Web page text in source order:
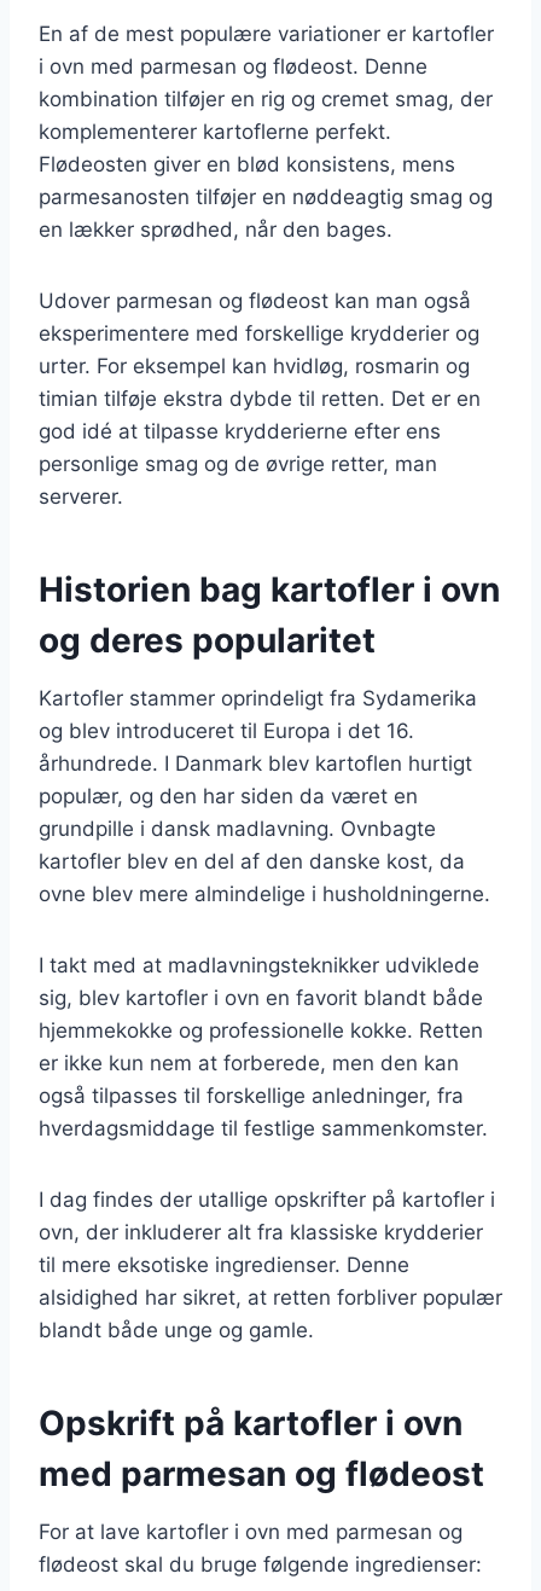
En af de mest populære variationer er kartofler
i ovn med parmesan og flødeost. Denne
kombination tilføjer en rig og cremet smag, der
komplementerer kartoflerne perfekt.
Flødeosten giver en blød konsistens, mens
parmesanosten tilføjer en nøddeagtig smag og
en lækker sprødhed, når den bages.
Udover parmesan og flødeost kan man også
eksperimentere med forskellige krydderier og
urter. For eksempel kan hvidløg, rosmarin og
timian tilføje ekstra dybde til retten. Det er en
god idé at tilpasse krydderierne efter ens
personlige smag og de øvrige retter, man
serverer.
Historien bag kartofler i ovn
og deres popularitet
Kartofler stammer oprindeligt fra Sydamerika
og blev introduceret til Europa i det 16.
århundrede. I Danmark blev kartoflen hurtigt
populær, og den har siden da været en
grundpille i dansk madlavning. Ovnbagte
kartofler blev en del af den danske kost, da
ovne blev mere almindelige i husholdningerne.
I takt med at madlavningsteknikker udviklede
sig, blev kartofler i ovn en favorit blandt både
hjemmekokke og professionelle kokke. Retten
er ikke kun nem at forberede, men den kan
også tilpasses til forskellige anledninger, fra
hverdagsmiddage til festlige sammenkomster.
I dag findes der utallige opskrifter på kartofler i
ovn, der inkluderer alt fra klassiske krydderier
til mere eksotiske ingredienser. Denne
alsidighed har sikret, at retten forbliver populær
blandt både unge og gamle.
Opskrift på kartofler i ovn
med parmesan og flødeost
For at lave kartofler i ovn med parmesan og
flødeost skal du bruge følgende ingredienser: